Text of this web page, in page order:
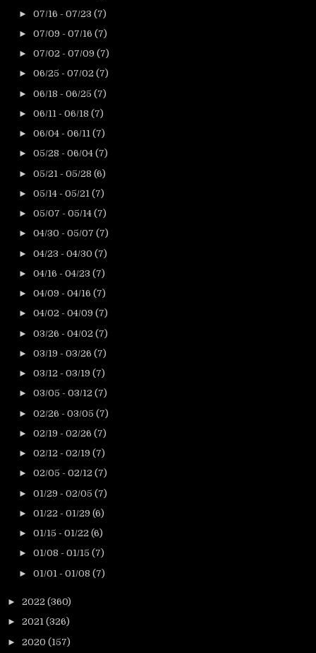
► 07/16 - 07/23 (7)
► 07/09 - 07/16 (7)
► 07/02 - 07/09 (7)
► 06/25 - 07/02 (7)
► 06/18 - 06/25 (7)
► 06/11 - 06/18 (7)
► 06/04 - 06/11 (7)
► 05/28 - 06/04 (7)
► 05/21 - 05/28 (6)
► 05/14 - 05/21 (7)
► 05/07 - 05/14 (7)
► 04/30 - 05/07 (7)
► 04/23 - 04/30 (7)
► 04/16 - 04/23 (7)
► 04/09 - 04/16 (7)
► 04/02 - 04/09 (7)
► 03/26 - 04/02 (7)
► 03/19 - 03/26 (7)
► 03/12 - 03/19 (7)
► 03/05 - 03/12 (7)
► 02/26 - 03/05 (7)
► 02/19 - 02/26 (7)
► 02/12 - 02/19 (7)
► 02/05 - 02/12 (7)
► 01/29 - 02/05 (7)
► 01/22 - 01/29 (6)
► 01/15 - 01/22 (6)
► 01/08 - 01/15 (7)
► 01/01 - 01/08 (7)
► 2022 (360)
► 2021 (326)
► 2020 (157)